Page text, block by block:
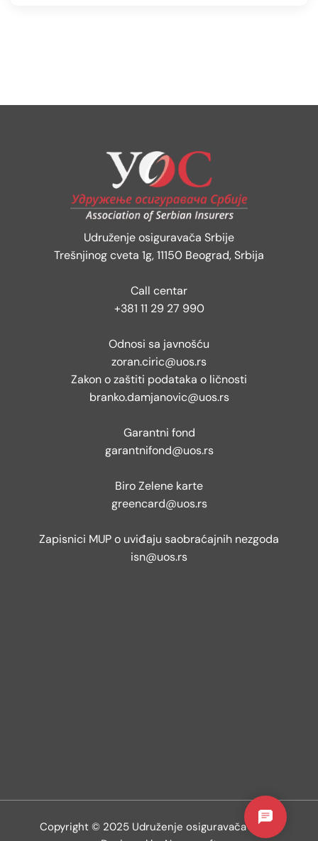
Udruženje osiguravača Srbije
Trešnjinog cveta 1g, 11150 Beograd, Srbija
Call centar
+381 11 29 27 990
Odnosi sa javnošću
zoran.ciric@uos.rs
Zakon o zaštiti podataka o ličnosti
branko.damjanovic@uos.rs
Garantni fond
garantnifond@uos.rs
Biro Zelene karte
greencard@uos.rs
Zapisnici MUP o uviđaju saobraćajnih nezgoda
isn@uos.rs
Copyright © 2025 Udruženje osiguravača Srbije